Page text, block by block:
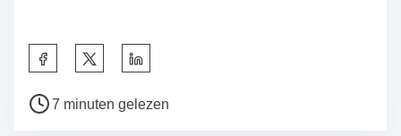
e
B
7 minuten gelezen